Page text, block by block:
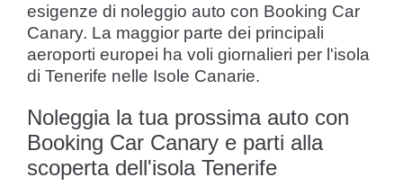
esigenze di noleggio auto con Booking Car
Canary. La maggior parte dei principali
aeroporti europei ha voli giornalieri per l'isola
di Tenerife nelle Isole Canarie.
Noleggia la tua prossima auto con
Booking Car Canary e parti alla
scoperta dell'isola Tenerife